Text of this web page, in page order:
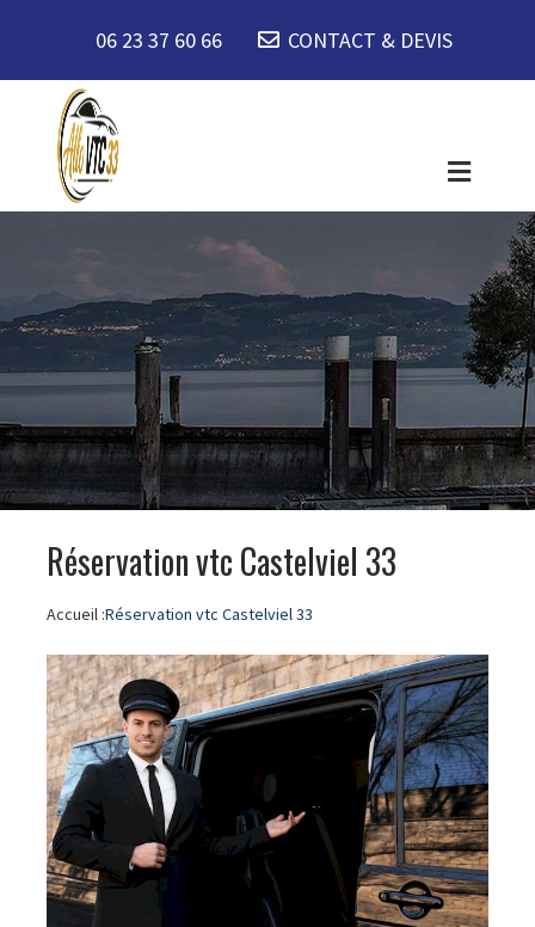
06 23 37 60 66 CONTACT & DEVIS
Réservation vtc Castelviel 33
Accueil :Réservation vtc Castelviel 33